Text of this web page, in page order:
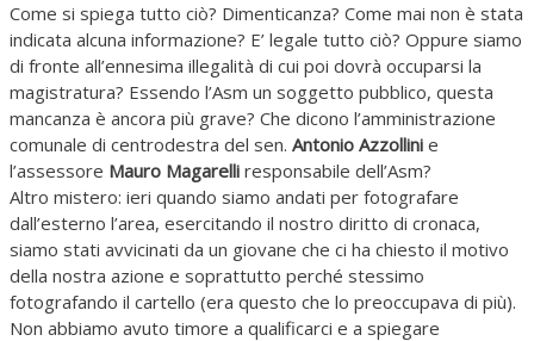
Come si spiega tutto ciò? Dimenticanza? Come mai non è stata
indicata alcuna informazione? E’ legale tutto ciò? Oppure siamo
di fronte all’ennesima illegalità di cui poi dovrà occuparsi la
magistratura? Essendo l’Asm un soggetto pubblico, questa
mancanza è ancora più grave? Che dicono l’amministrazione
comunale di centrodestra del sen. Antonio Azzollini e
l’assessore Mauro Magarelli responsabile dell’Asm?
Altro mistero: ieri quando siamo andati per fotografare
dall’esterno l’area, esercitando il nostro diritto di cronaca,
siamo stati avvicinati da un giovane che ci ha chiesto il motivo
della nostra azione e soprattutto perché stessimo
fotografando il cartello (era questo che lo preoccupava di più).
Non abbiamo avuto timore a qualificarci e a spiegare